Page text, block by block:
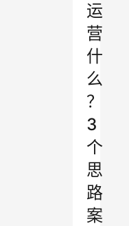
运
营
什
么
？
3
个
思
路
案